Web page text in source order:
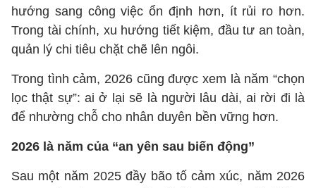
hướng sang công việc ổn định hơn, ít rủi ro hơn.
Trong tài chính, xu hướng tiết kiệm, đầu tư an toàn,
quản lý chi tiêu chặt chẽ lên ngôi.
Trong tình cảm, 2026 cũng được xem là năm “chọn
lọc thật sự”: ai ở lại sẽ là người lâu dài, ai rời đi là
để nhường chỗ cho nhân duyên bền vững hơn.
2026 là năm của “an yên sau biến động”
Sau một năm 2025 đầy bão tố cảm xúc, năm 2026